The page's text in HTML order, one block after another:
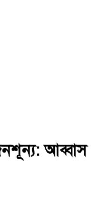
আব্বাস